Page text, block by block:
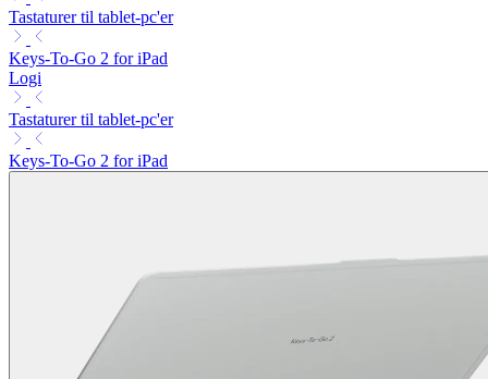
Tastaturer til tablet-pc'er
Keys-To-Go 2 for iPad
Logi
Tastaturer til tablet-pc'er
Keys-To-Go 2 for iPad